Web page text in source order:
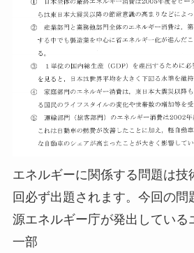
エネルギーに関係する問題は技
回必ず出題されます。今回の問
源エネルギー庁が発出している
一部